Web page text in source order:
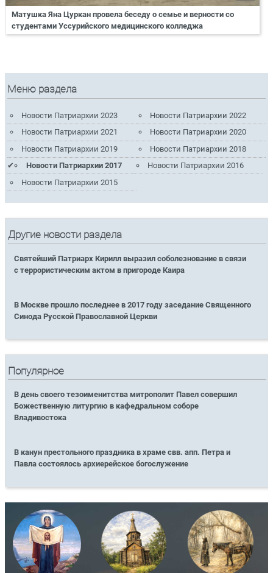
Матушка Яна Цуркан провела беседу о семье и верности со
студентами Уссурийского медицинского колледжа
Меню раздела
Новости Патриархии 2023
Новости Патриархии 2022
Новости Патриархии 2021
Новости Патриархии 2020
Новости Патриархии 2019
Новости Патриархии 2018
Новости Патриархии 2017
Новости Патриархии 2016
Новости Патриархии 2015
Другие новости раздела
Святейший Патриарх Кирилл выразил соболезнование в связи
с террористическим актом в пригороде Каира
В Москве прошло последнее в 2017 году заседание Священного
Синода Русской Православной Церкви
Популярное
В день своего тезоименитства митрополит Павел совершил
Божественную литургию в кафедральном соборе
Владивостока
В канун престольного праздника в храме свв. апп. Петра и
Павла состоялось архиерейское богослужение